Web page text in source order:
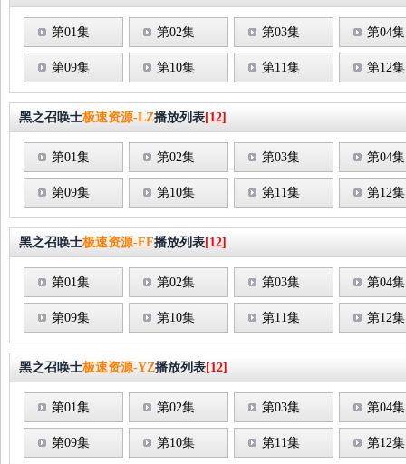
第01集 第02集 第03集 第04集
第09集 第10集 第11集 第12集
黑之召唤士极速资源-LZ播放列表[12]
第01集 第02集 第03集 第04集
第09集 第10集 第11集 第12集
黑之召唤士极速资源-FF播放列表[12]
第01集 第02集 第03集 第04集
第09集 第10集 第11集 第12集
黑之召唤士极速资源-YZ播放列表[12]
第01集 第02集 第03集 第04集
第09集 第10集 第11集 第12集